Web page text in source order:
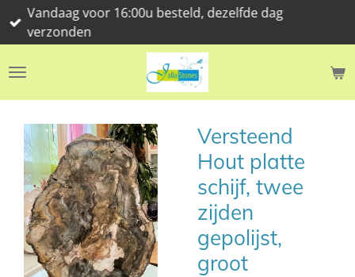
Ga
direct
de
Vandaag voor 16:00u besteld, dezelfde dag
verzonden
Versteend
Hout platte
schijf, twee
zijden
gepolijst,
groot